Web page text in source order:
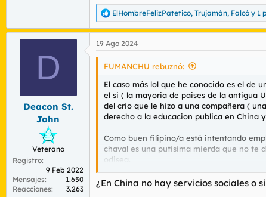
R
e
a
c
c
e
ElHombreFelizPatetico, Trujamán, Falcó y 1
D
Deacon St.
John
Veterano
Registro
9 Feb 2022
Mensajes
1.650
Reacciones
3.263
19 Ago 2024
FUMANCHU rebuznó:
El caso más lol que he conocido es el de
el si ( la mayoria de paises de la antigua
del crio que le hizo a una compañera (
derecho a la educacion publica en China
Como buen filipino/a está intentando
chaval es una putisima mierda que no te
odisea.
Estoy seguro que este tío en estos
sus hijos pasan de él.
¿En China no hay servicios sociales o